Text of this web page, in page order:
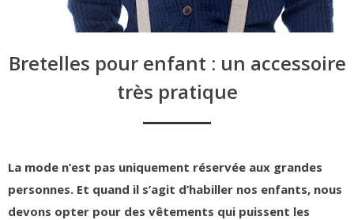
Bretelles pour enfant : un accessoire
très pratique
La mode n’est pas uniquement réservée aux grandes
personnes. Et quand il s’agit d’habiller nos enfants, nous
devons opter pour des vêtements qui puissent les